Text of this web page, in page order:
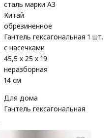
сталь марки А3
Китай
обрезиненное
Гантель гексагональная 1 шт.
с насечками
45,5 х 25 х 19
неразборная
14 см
Для дома
Гантель гексагональная